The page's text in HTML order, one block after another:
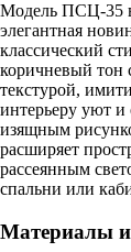
Модель ПСЦ-35
элегантная
классический
коричневый тон
текстурой,
интерьеру уют и
изящным
расширяет
рассеянным
спальни или
Материалы